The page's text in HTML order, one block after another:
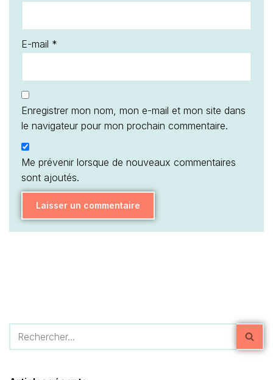
E-mail *
Enregistrer mon nom, mon e-mail et mon site dans
le navigateur pour mon prochain commentaire.
Me prévenir lorsque de nouveaux commentaires
sont ajoutés.